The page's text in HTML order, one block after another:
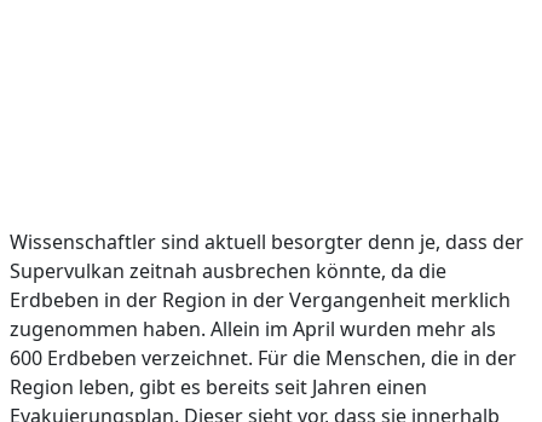
Wissenschaftler sind aktuell besorgter denn je, dass der
Supervulkan zeitnah ausbrechen könnte, da die
Erdbeben in der Region in der Vergangenheit merklich
zugenommen haben. Allein im April wurden mehr als
600 Erdbeben verzeichnet. Für die Menschen, die in der
Region leben, gibt es bereits seit Jahren einen
Evakuierungsplan. Dieser sieht vor, dass sie innerhalb